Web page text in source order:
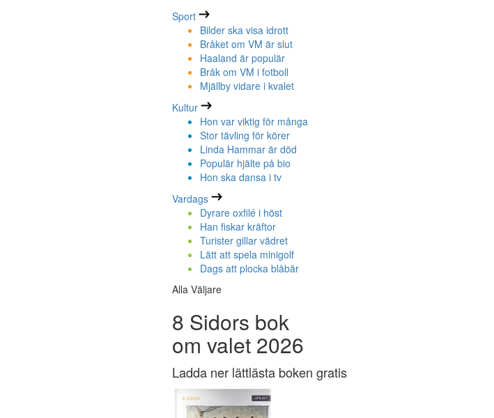
Sport
Bilder ska visa idrott
Bråket om VM är slut
Haaland är populär
Bråk om VM i fotboll
Mjällby vidare i kvalet
Kultur
Hon var viktig för många
Stor tävling för körer
Linda Hammar är död
Populär hjälte på bio
Hon ska dansa i tv
Vardags
Dyrare oxfilé i höst
Han fiskar kräftor
Turister gillar vädret
Lätt att spela minigolf
Dags att plocka blåbär
Alla Väljare
8 Sidors bok
om valet 2026
Ladda ner lättlästa boken gratis